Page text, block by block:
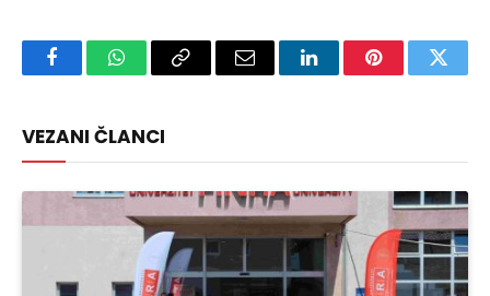
FacebookWhatsAppCopy
Email LinkedInPinterest
VEZANI ČLANCI